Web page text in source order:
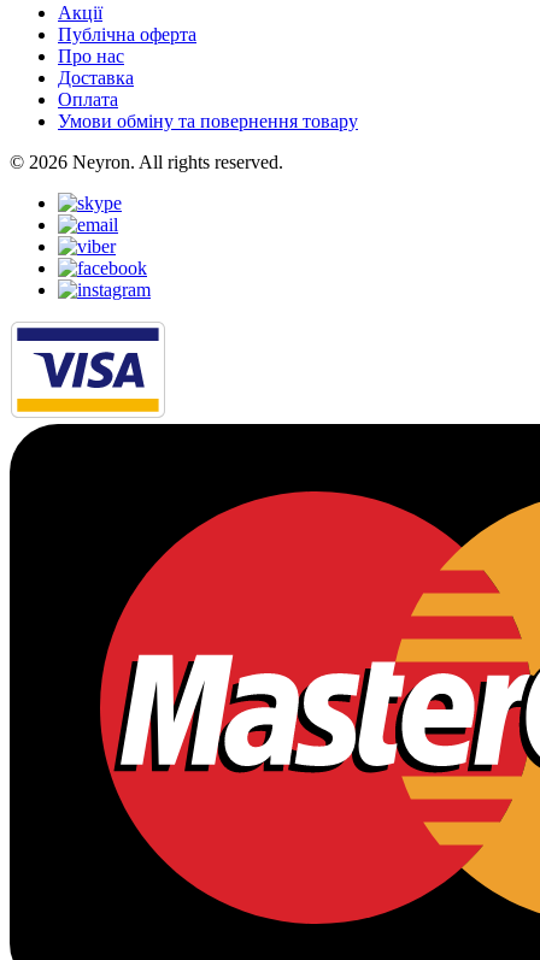
Акції
Публічна оферта
Про нас
Доставка
Оплата
Умови обміну та повернення товару
© 2026 Neyron. All rights reserved.